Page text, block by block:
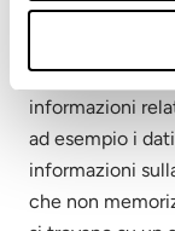
eseguire il
informazioni
con cui
informazioni
ad esempio i
informazioni
che non